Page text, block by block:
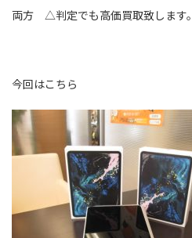
両方 △判定でも高価買取致します。
今回はこちら